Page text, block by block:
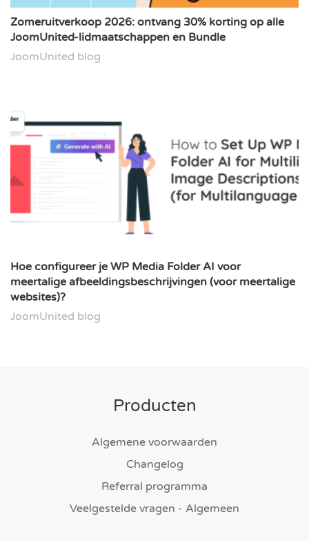
Zomeruitverkoop 2026: ontvang 30% korting op alle
JoomUnited-lidmaatschappen en Bundle
JoomUnited blog
Hoe configureer je WP Media Folder AI voor
meertalige afbeeldingsbeschrijvingen (voor meertalige
websites)?
JoomUnited blog
Producten
Algemene voorwaarden
Changelog
Referral programma
Veelgestelde vragen - Algemeen